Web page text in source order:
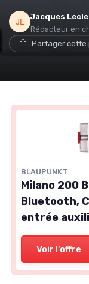
Jacques
Rédacteur en
Partager cette
BLAUPUNKT
Milano 200
Bluetooth,
entrée
Voir l'offre